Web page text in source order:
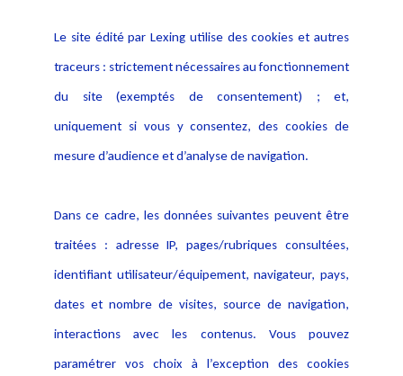
Alerte professionnelle
Déclaration d'accessibilité
Notice Légale
Politique de protection des
données
Publications
Le site édité par Lexing utilise des cookies et autres
traceurs : strictement nécessaires au fonctionnement
du site (exemptés de consentement) ; et,
uniquement si vous y consentez, des cookies de
mesure d’audience et d’analyse de navigation.
Dans ce cadre, les données suivantes peuvent être
traitées : adresse IP, pages/rubriques consultées,
identifiant utilisateur/équipement, navigateur, pays,
dates et nombre de visites, source de navigation,
interactions avec les contenus. Vous pouvez
paramétrer vos choix à l’exception des cookies